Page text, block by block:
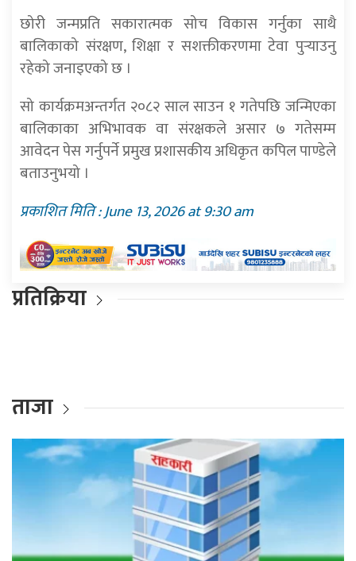
छोरी जन्मप्रति सकारात्मक सोच विकास गर्नुका साथै
बालिकाको संरक्षण, शिक्षा र सशक्तीकरणमा टेवा पुर्‍याउनु
रहेको जनाइएको छ ।
सो कार्यक्रमअन्तर्गत २०८२ साल साउन १ गतेपछि जन्मिएका
बालिकाका अभिभावक वा संरक्षकले असार ७ गतेसम्म
आवेदन पेस गर्नुपर्ने प्रमुख प्रशासकीय अधिकृत कपिल पाण्डेले
बताउनुभयो ।
प्रकाशित मिति : June 13, 2026 at 9:30 am
प्रतिक्रिया
ताजा